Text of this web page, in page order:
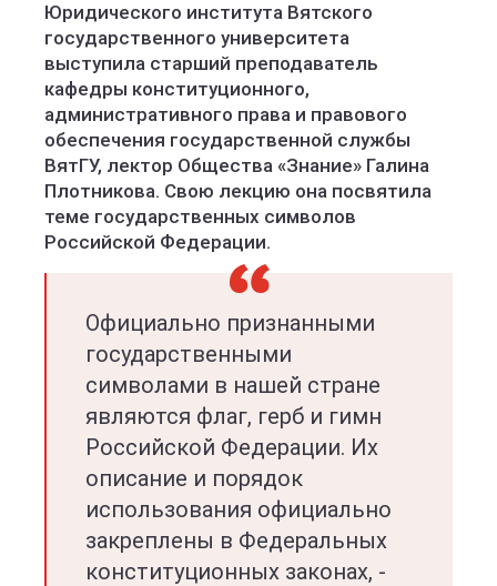
Юридического института Вятского
государственного университета
выступила старший преподаватель
кафедры конституционного,
административного права и правового
обеспечения государственной службы
ВятГУ, лектор Общества «Знание» Галина
Плотникова. Свою лекцию она посвятила
теме государственных символов
Российской Федерации.
Официально признанными
государственными
символами в нашей стране
являются флаг, герб и гимн
Российской Федерации. Их
описание и порядок
использования официально
закреплены в Федеральных
конституционных законах, -